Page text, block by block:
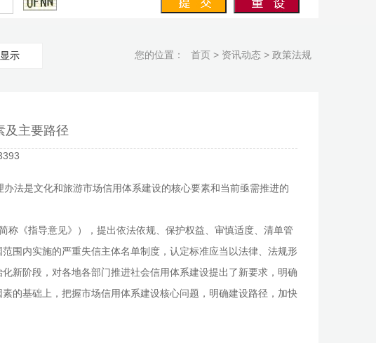
您的位置： 首页 > 资讯动态 > 政策法规
示
及主要路径
法是文化和旅游市场信用体系建设的核心要素和当前亟需推进的
《指导意见》），提出依法依规、保护权益、审慎适度、清单管
围内实施的严重失信主体名单制度，认定标准应当以法律、法规形
新阶段，对各地各部门推进社会信用体系建设提出了新要求，明确
的基础上，把握市场信用体系建设核心问题，明确建设路径，加快